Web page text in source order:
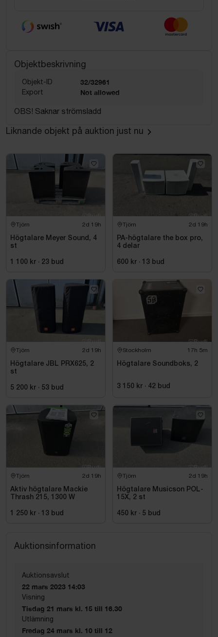
Objektbeskrivning
Objekt-ID 32/32961
Export Not allowed
OBS! Saknar strömsladd
Liknande objekt på auktion just nu
Tjörn 2d 19h
Högtalare Meyer Sound, 4
st
1 100 kr · 23 bud
Tjörn 2d 19h
PA-högtalare the box pro,
4 delar
600 kr · 13 bud
Tjörn 2d 19h
Högtalare JBL PRX625, 2
st
5 200 kr · 53 bud
Stockholm 17h 5m
Högtalare Soundboks, 2
3 150 kr · 42 bud
Tjörn 2d 19h
Aktiv högtalare Mackie
Thrash 215, 1300 W
1 250 kr · 13 bud
Tjörn 2d 19h
Högtalare Musicson POL-
15X, 2 st
450 kr · 5 bud
Auktionsinformation
Auktionsavslut
22 mars 2023 14:03
Visning
Tisdag 21 mars kl. 15 till 16.30
Utlämning
Fredag 24 mars kl. 10 till 12